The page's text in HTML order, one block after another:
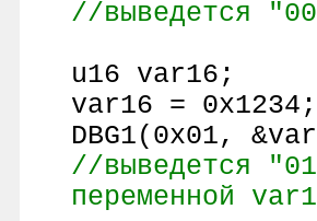
//выведется
u16 var16;
var16 = 0x1234;
DBG1(0x01,
//выведется
переменной